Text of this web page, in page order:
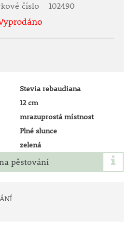
číslo 102490
Stevia rebaudiana
12 cm
mrazuprostá místnost
Plné slunce
zelená
pěstování